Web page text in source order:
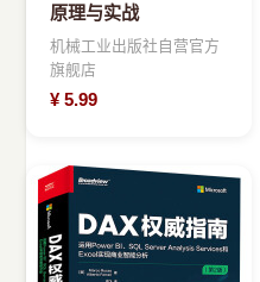
原理与实战
机械工业出版社自营官方
旗舰店
¥ 5.99